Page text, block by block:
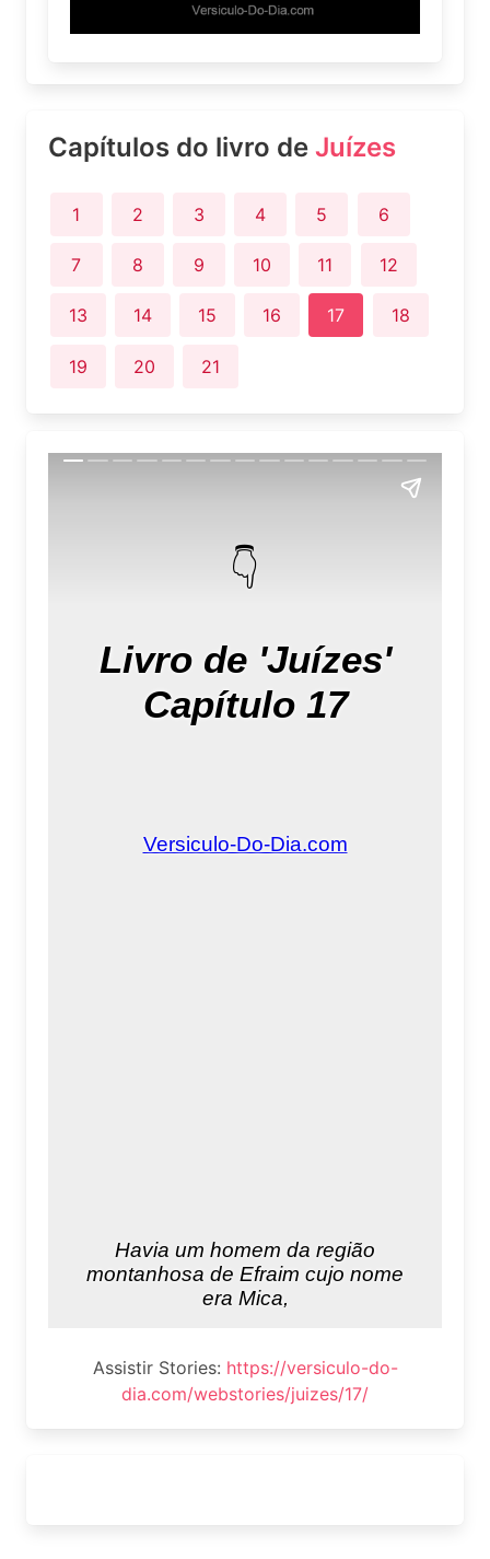
Capítulos do livro de Juízes
1 2 3 4 5 6
7 8 9 10 11 12
13 14 15 16 17 18
19 20 21
Assistir Stories: https://versiculo-do-
dia.com/webstories/juizes/17/